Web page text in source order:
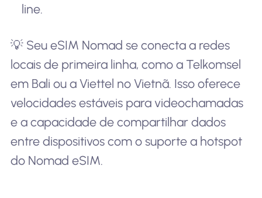
line.
💡 Seu eSIM Nomad se conecta a redes
locais de primeira linha, como a Telkomsel
em Bali ou a Viettel no Vietnã. Isso oferece
velocidades estáveis para videochamadas
e a capacidade de compartilhar dados
entre dispositivos com o suporte a hotspot
do Nomad eSIM.